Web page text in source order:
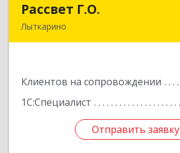
Рассвет Г.О.
Лыткарино
Клиентов на сопровождении
1С:Специалист
Отправить заявку
Отправить заявку